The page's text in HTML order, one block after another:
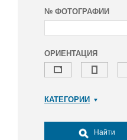
№ ФОТОГРАФИИ
ОРИЕНТАЦИЯ
КАТЕГОРИИ
Досуг, туризм и отдых
Найти